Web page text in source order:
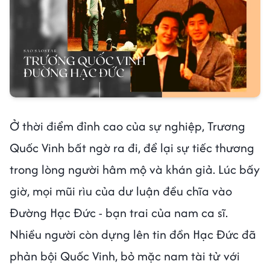
Ở thời điểm đỉnh cao của sự nghiệp, Trương
Quốc Vinh bất ngờ ra đi, để lại sự tiếc thương
trong lòng người hâm mộ và khán giả. Lúc bấy
giờ, mọi mũi rìu của dư luận đều chĩa vào
Đường Hạc Đức - bạn trai của nam ca sĩ.
Nhiều người còn dựng lên tin đồn Hạc Đức đã
phản bội Quốc Vinh, bỏ mặc nam tài tử với